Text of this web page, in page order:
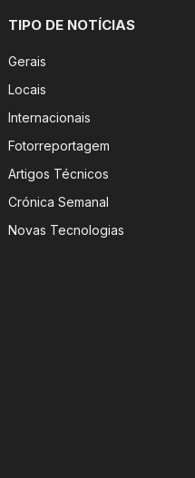
TIPO DE NOTÍCIAS
Gerais
Locais
Internacionais
Fotorreportagem
Artigos Técnicos
Crónica Semanal
Novas Tecnologias